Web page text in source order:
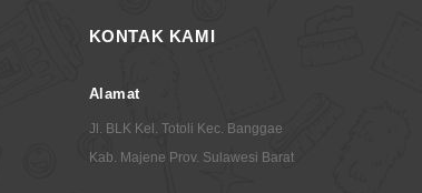
KONTAK KAMI
Alamat
Jl. BLK Kel. Totoli Kec. Banggae
Kab. Majene Prov. Sulawesi Barat